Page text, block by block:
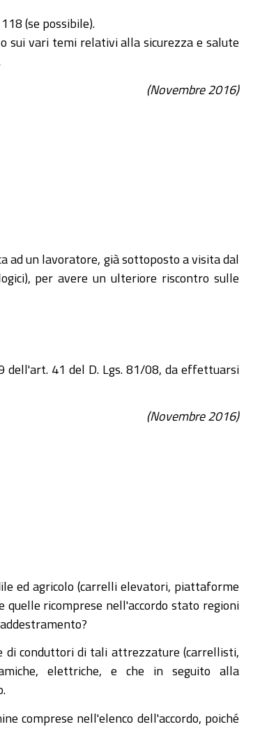
(se possibile).
sui vari temi relativi alla sicurezza e salute
(Novembre 2016)
ad un lavoratore, già sottoposto a visita dal
per avere un ulteriore riscontro sulle
dell'art. 41 del D. Lgs. 81/08, da effettuarsi
(Novembre 2016)
ed agricolo (carrelli elevatori, piattaforme
ricomprese nell'accordo stato regioni
di conduttori di tali attrezzature (carrellisti,
elettriche, e che in seguito alla
comprese nell'elenco dell'accordo, poiché